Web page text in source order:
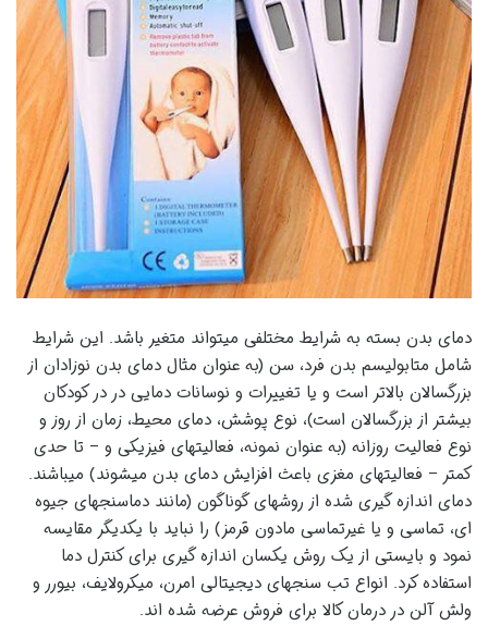
دمای بدن بسته به شرایط مختلفی میتواند متغیر باشد. این شرایط
شامل متابولیسم بدن فرد، سن (به عنوان مثال دمای بدن نوزادان از
بزرگسالان بالاتر است و یا تغییرات و نوسانات دمایی در در کودکان
بیشتر از بزرگسالان است)، نوع پوشش، دمای محیط، زمان از روز و
نوع فعالیت روزانه (به عنوان نمونه، فعالیتهای فیزیکی و – تا حدی
کمتر – فعالیتهای مغزی باعث افزایش دمای بدن میشوند) میباشند.
دمای اندازه گیری شده از روشهای گوناگون (مانند دماسنجهای جیوه
ای، تماسی و یا غیرتماسی مادون قرمز) را نباید با یکدیگر مقایسه
نمود و بایستی از یک روش یکسان اندازه گیری برای کنترل دما
استفاده کرد. انواع تب سنجهای دیجیتالی امرن، میکرولایف، بیورر و
ولش آلن در درمان کالا برای فروش عرضه شده اند.